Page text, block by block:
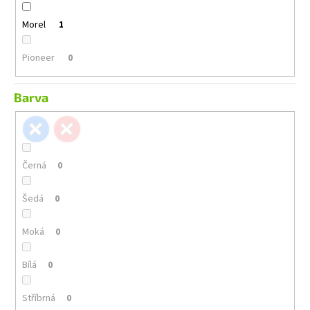
Morel 1
Pioneer 0
Barva
Černá 0
Šedá 0
Moká 0
Bílá 0
Stříbrná 0